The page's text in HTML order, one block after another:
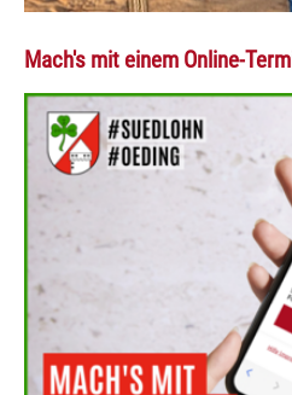
Mach's mit einem Online-